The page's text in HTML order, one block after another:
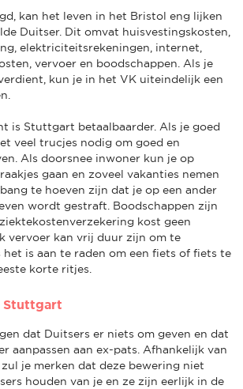
kan het leven in het Bristol eng lijken
Duitser. Dit omvat huisvestingskosten,
elektriciteitsrekeningen, internet,
vervoer en boodschappen. Als je
kun je in het VK uiteindelijk een
is Stuttgart betaalbaarder. Als je goed
veel trucjes nodig om goed en
Als doorsnee inwoner kun je op
gaan en zoveel vakanties nemen
te hoeven zijn dat je op een ander
wordt gestraft. Boodschappen zijn
kost geen
vervoer kan vrij duur zijn om te
het is aan te raden om een fiets of fiets te
korte ritjes.
Stuttgart
dat Duitsers er niets om geven en dat
aanpassen aan ex-pats. Afhankelijk van
je merken dat deze bewering niet
houden van je en ze zijn eerlijk in de